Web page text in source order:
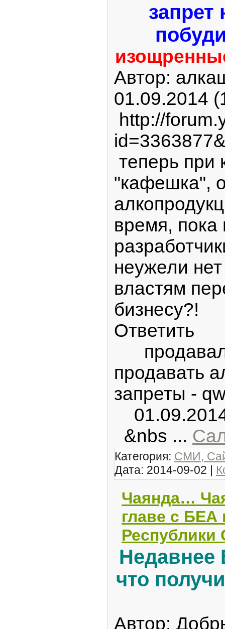
запрет
Автор:
01.09.2014
http://
теперь при
"кафешка",
время, пока
неужели
властям
бизнесу?!
Ответить
продавать
запреты -
&nbs ...
Категория: СМИ,
Дата: 2014-09-02 |
Чаянда…
главе с БЕА
Республики
Недавнее
что
Автор: